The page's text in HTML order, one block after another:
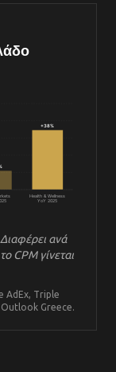
+38%
Health & Wellness
YoY 2025
ανά
CPM γίνεται
AdEx, Triple
Greece.